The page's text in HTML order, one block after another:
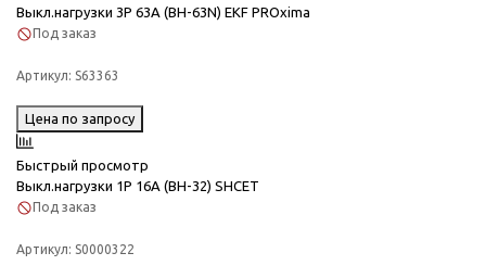
Выкл.нагрузки 3Р 63А (ВН-63N) EKF PROxima
Под заказ
Артикул: S63363
Цена по запросу
Быстрый просмотр
Выкл.нагрузки 1Р 16А (ВН-32) SHCET
Под заказ
Артикул: S0000322